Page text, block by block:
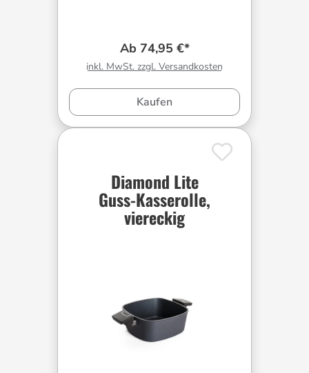
Ab 74,95 €*
inkl. MwSt. zzgl. Versandkosten
Kaufen
Diamond Lite
Guss-Kasserolle,
viereckig